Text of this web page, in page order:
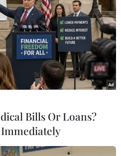
#Áp thấp nhiệt đới
Bills Or Loans?